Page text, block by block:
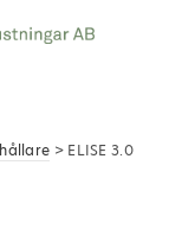
> ELISE 3.0